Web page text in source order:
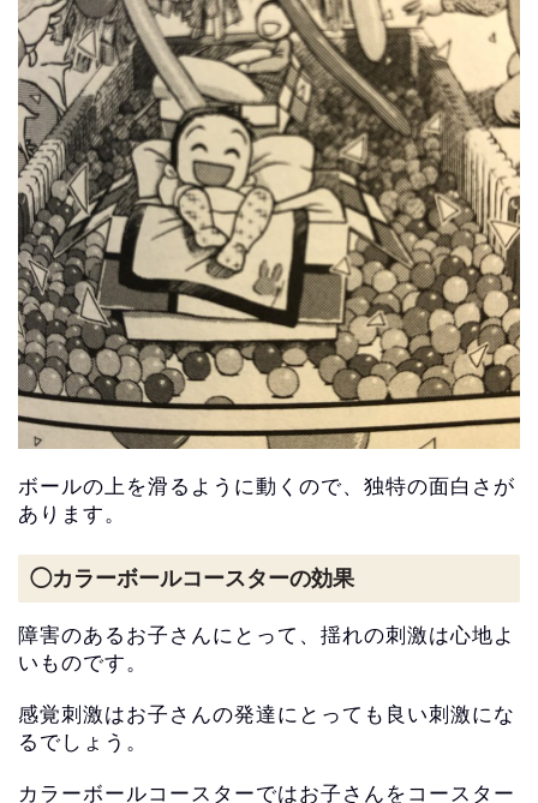
ボールの上を滑るように動くので、独特の面白さが
あります。
◯カラーボールコースターの効果
障害のあるお子さんにとって、揺れの刺激は心地よ
いものです。
感覚刺激はお子さんの発達にとっても良い刺激にな
るでしょう。
カラーボールコースターではお子さんをコースター